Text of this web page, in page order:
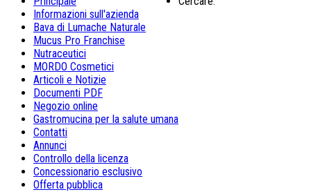
Informazioni sull'azienda
Bava di Lumache Naturale
Mucus Pro Franchise
Nutraceutici
MORDO Cosmetici
Articoli e Notizie
Documenti PDF
Negozio online
Gastromucina per la salute umana
Contatti
Annunci
Controllo della licenza
Concessionario esclusivo
Offerta pubblica